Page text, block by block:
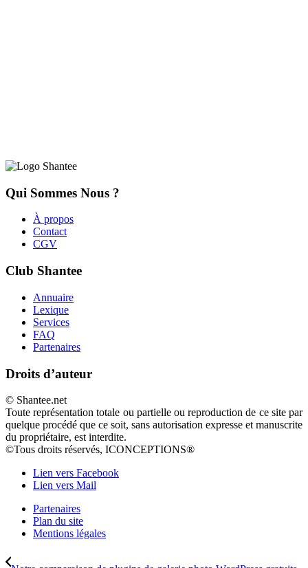
Qui Sommes Nous ?
À propos
Contact
CGV
Club Shantee
Annuaire
Lexique
Services
FAQ
Partenaires
Droits d’auteur
© Shantee.net
Toute représentation totale ou partielle ou reproduction de ce site par
quelque procédé que ce soit, sans autorisation expresse et manuscrite
du propriétaire, est interdite.
©Tous droits réservés, ICONCEPTIONS®
Lien vers Facebook
Lien vers Mail
Partenaires
Plan du site
Mentions légales